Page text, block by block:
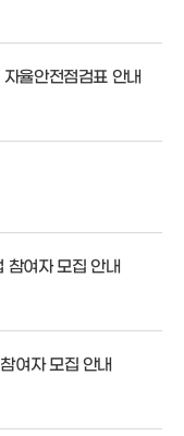
율안전점검표 안내
여자 모집 안내
여자 모집 안내